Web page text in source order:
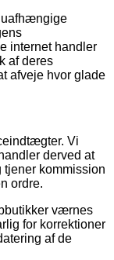
uafhængige
internet handler
af deres
afveje hvor glade
Vi
derved at
tjener kommission
ordre.
værnes
for korrektioner
af de